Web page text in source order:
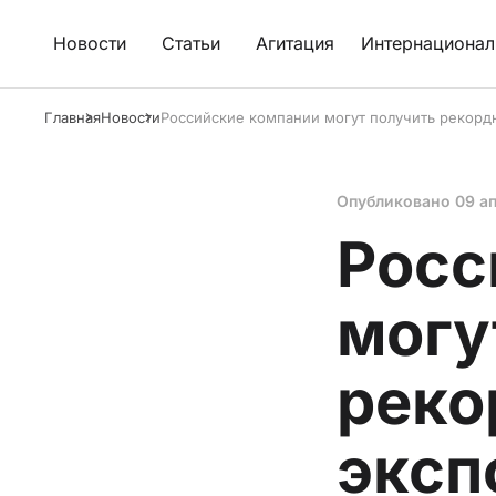
Новости Статьи Агитация Интернационал
ГлавнаяНовостиРоссийские компании могут получить
Опубликовано 09